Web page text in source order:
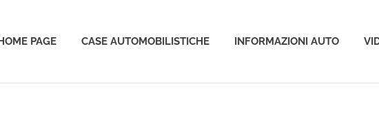
PAGE CASE AUTOMOBILISTICHE INFORMAZIONI AUTO